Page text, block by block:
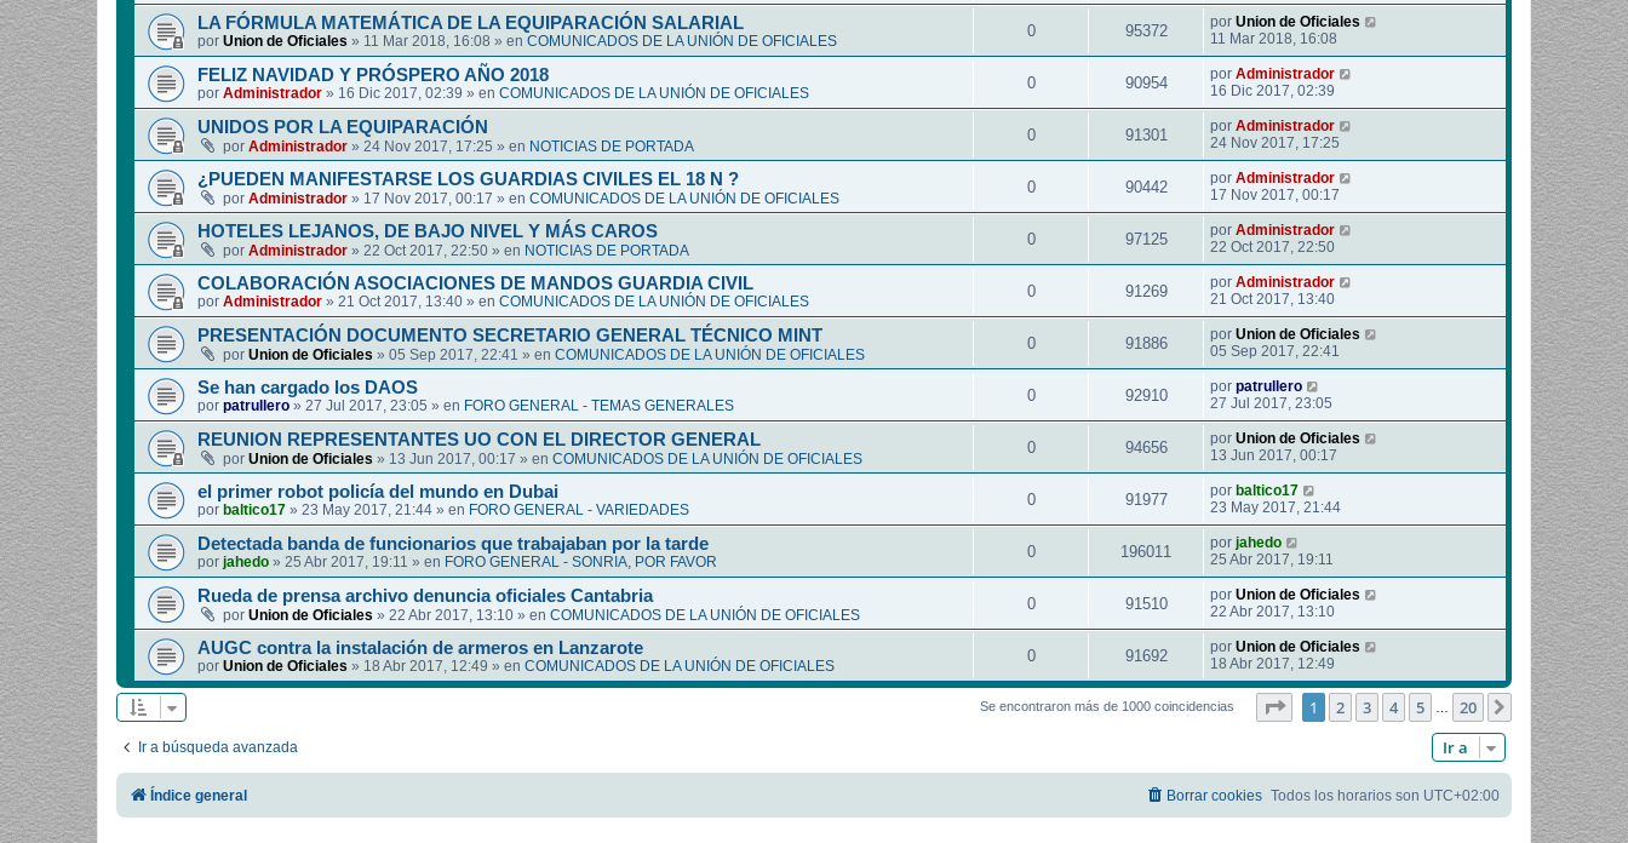
LA FÓRMULA MATEMÁTICA DE LA EQUIPARACIÓN SALARIAL
por Union de Oficiales » 11 Mar 2018, 16:08 » en COMUNICADOS DE LA UNIÓN DE OFICIALES
0 95372 por Union de Oficiales
11 Mar 2018, 16:08
FELIZ NAVIDAD Y PRÓSPERO AÑO 2018
por Administrador » 16 Dic 2017, 02:39 » en COMUNICADOS DE LA UNIÓN DE OFICIALES
0 90954 por Administrador
16 Dic 2017, 02:39
UNIDOS POR LA EQUIPARACIÓN
por Administrador » 24 Nov 2017, 17:25 » en NOTICIAS DE PORTADA
0 91301 por Administrador
24 Nov 2017, 17:25
¿PUEDEN MANIFESTARSE LOS GUARDIAS CIVILES EL 18 N ?
por Administrador » 17 Nov 2017, 00:17 » en COMUNICADOS DE LA UNIÓN DE OFICIALES
0 90442 por Administrador
17 Nov 2017, 00:17
HOTELES LEJANOS, DE BAJO NIVEL Y MÁS CAROS
por Administrador » 22 Oct 2017, 22:50 » en NOTICIAS DE PORTADA
0 97125 por Administrador
22 Oct 2017, 22:50
COLABORACIÓN ASOCIACIONES DE MANDOS GUARDIA CIVIL
por Administrador » 21 Oct 2017, 13:40 » en COMUNICADOS DE LA UNIÓN DE OFICIALES
0 91269 por Administrador
21 Oct 2017, 13:40
PRESENTACIÓN DOCUMENTO SECRETARIO GENERAL TÉCNICO MINT
por Union de Oficiales » 05 Sep 2017, 22:41 » en COMUNICADOS DE LA UNIÓN DE OFICIALES
0 91886 por Union de Oficiales
05 Sep 2017, 22:41
Se han cargado los DAOS
por patrullero » 27 Jul 2017, 23:05 » en FORO GENERAL - TEMAS GENERALES
0 92910 por patrullero
27 Jul 2017, 23:05
REUNION REPRESENTANTES UO CON EL DIRECTOR GENERAL
por Union de Oficiales » 13 Jun 2017, 00:17 » en COMUNICADOS DE LA UNIÓN DE OFICIALES
0 94656 por Union de Oficiales
13 Jun 2017, 00:17
el primer robot policía del mundo en Dubai
por baltico17 » 23 May 2017, 21:44 » en FORO GENERAL - VARIEDADES
0 91977 por baltico17
23 May 2017, 21:44
Detectada banda de funcionarios que trabajaban por la tarde
por jahedo » 25 Abr 2017, 19:11 » en FORO GENERAL - SONRIA, POR FAVOR
0 196011 por jahedo
25 Abr 2017, 19:11
Rueda de prensa archivo denuncia oficiales Cantabria
por Union de Oficiales » 22 Abr 2017, 13:10 » en COMUNICADOS DE LA UNIÓN DE OFICIALES
0 91510 por Union de Oficiales
22 Abr 2017, 13:10
AUGC contra la instalación de armeros en Lanzarote
por Union de Oficiales » 18 Abr 2017, 12:49 » en COMUNICADOS DE LA UNIÓN DE OFICIALES
0 91692 por Union de Oficiales
18 Abr 2017, 12:49
Se encontraron más de 1000 coincidencias Página1 de 20
1 2 3 4 5 20 Siguiente
Ir a búsqueda avanzada Ir a
Índice general Todos los horarios son UTC+02:00
Borrar cookies